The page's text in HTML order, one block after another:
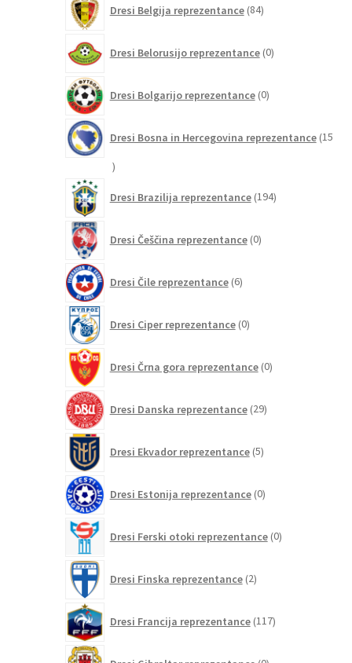
Dresi Belgija reprezentance 84izdelkov
Dresi Belorusijo reprezentance 0izdelkov
Dresi Bolgarijo reprezentance 0izdelkov
Dresi Bosna in Hercegovina reprezentance 15
15
Dresi Brazilija reprezentance 194izdelkov
Dresi Češčina reprezentance 0izdelkov
Dresi Čile reprezentance 6izdelkov
Dresi Ciper reprezentance 0izdelkov
Dresi Črna gora reprezentance 0izdelkov
Dresi Danska reprezentance 29izdelkov
Dresi Ekvador reprezentance 5izdelkov
Dresi Estonija reprezentance 0izdelkov
Dresi Ferski otoki reprezentance 0izdelkov
Dresi Finska reprezentance 2izdelka
Dresi Francija reprezentance 117izdelkov